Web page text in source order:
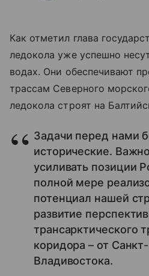
Как отметил глава
ледокола уже успешно
водах. Они обеспечивают
трассам Северного
ледокола строят на
Задачи перед нами
исторические.
усиливать позиции
полной мере
потенциал нашей
развитие
трансарктического
коридора – от
Владивостока.